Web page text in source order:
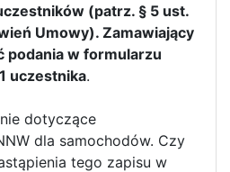
(patrz. § 5 ust.
Umowy). Zamawiający
podania w formularzu
uczestnika.
dotyczące
dla samochodów. Czy
tego zapisu w